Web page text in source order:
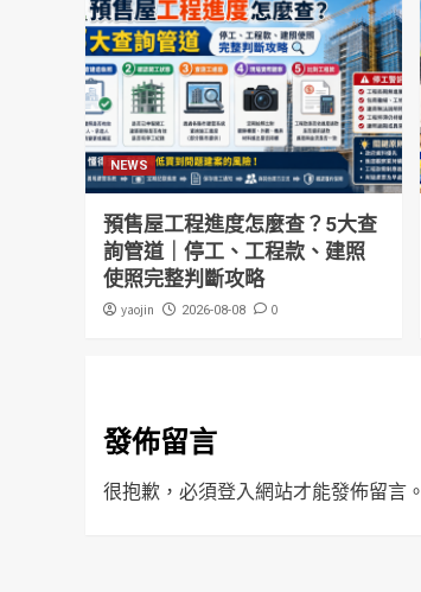
NEWS
預售屋工程進度怎麼查？5大查
詢管道｜停工、工程款、建照
使照完整判斷攻略
yaojin 2026-08-08 0
發佈留言
很抱歉，必須登入網站才能發佈留言。